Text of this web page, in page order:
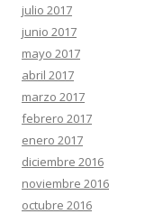
julio 2017
junio 2017
mayo 2017
abril 2017
marzo 2017
febrero 2017
enero 2017
diciembre 2016
noviembre 2016
octubre 2016